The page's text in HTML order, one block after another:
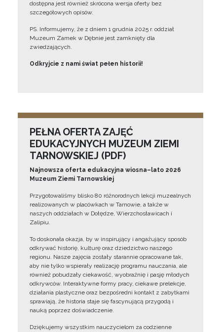
dostępna jest również skrócona wersja oferty bez
szczegółowych opisów.
PS. Informujemy, że z dniem 1 grudnia 2025 r. oddział
Muzeum Zamek w Dębnie jest zamknięty dla
zwiedzających.
Odkryjcie z nami świat pełen historii!
PEŁNA OFERTA ZAJĘĆ
EDUKACYJNYCH MUZEUM ZIEMI
TARNOWSKIEJ (PDF)
Najnowsza oferta edukacyjna wiosna–lato 2026
Muzeum Ziemi Tarnowskiej
Przygotowaliśmy blisko 80 różnorodnych lekcji muzealnych
realizowanych w placówkach w Tarnowie, a także w
naszych oddziałach w Dołędze, Wierzchosławicach i
Zalipiu.
To doskonała okazja, by w inspirujący i angażujący sposób
odkrywać historię, kulturę oraz dziedzictwo naszego
regionu. Nasze zajęcia zostały starannie opracowane tak,
aby nie tylko wspierały realizację programu nauczania, ale
również pobudzały ciekawość, wyobraźnię i pasję młodych
odkrywców. Interaktywne formy pracy, ciekawe prelekcje,
działania plastyczne oraz bezpośredni kontakt z zabytkami
sprawiają, że historia staje się fascynującą przygodą i
nauką poprzez doświadczenie.
Dziękujemy wszystkim nauczycielom za codzienne